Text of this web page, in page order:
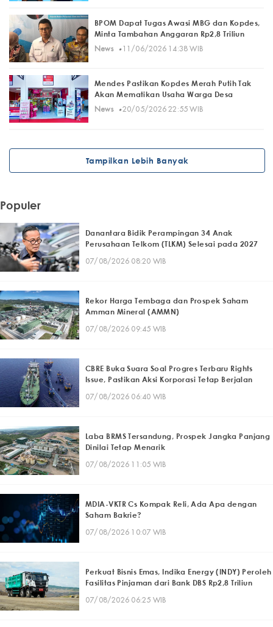
BPOM Dapat Tugas Awasi MBG dan Kopdes,
Minta Tambahan Anggaran Rp2,8 Triliun
News· 11/06/2026 14:38 WIB
Mendes Pastikan Kopdes Merah Putih Tak
Akan Mematikan Usaha Warga Desa
News· 20/05/2026 22:55 WIB
Tampilkan Lebih Banyak
Populer
Danantara Bidik Perampingan 34 Anak
Perusahaan Telkom (TLKM) Selesai pada 2027
07/08/2026 08:20 WIB
Rekor Harga Tembaga dan Prospek Saham
Amman Mineral (AMMN)
07/08/2026 09:45 WIB
CBRE Buka Suara Soal Progres Terbaru Rights
Issue, Pastikan Aksi Korporasi Tetap Berjalan
07/08/2026 06:40 WIB
Laba BRMS Tersandung, Prospek Jangka Panjang
Dinilai Tetap Menarik
07/08/2026 11:05 WIB
MDIA-VKTR Cs Kompak Reli, Ada Apa dengan
Saham Bakrie?
07/08/2026 10:07 WIB
Perkuat Bisnis Emas, Indika Energy (INDY) Peroleh
Fasilitas Pinjaman dari Bank DBS Rp2,8 Triliun
07/08/2026 06:25 WIB